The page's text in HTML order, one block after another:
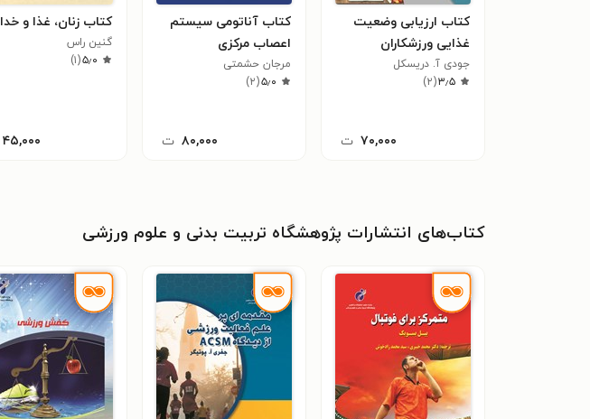
کتاب ارزیابی وضعیت
غذایی ورزشکاران
جودی آ. دریسکل
۳٫۵(۲)
۷۰,۰۰۰ ت
کتاب آناتومی سیستم
اعصاب مرکزی
مرجان حشمتی
۵٫۰(۲)
۸۰,۰۰۰ ت
کتاب زنان، غذا و خدا
گنین راس
۵٫۰(۱)
۴۵,۰۰۰
کتاب‌های انتشارات پژوهشگاه تربیت بدنی و علوم ورزشی